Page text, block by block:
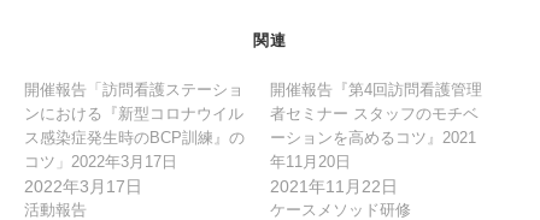
o
o
k
e
関連
開催報告「訪問看護ステーショ
ンにおける『新型コロナウイル
ス感染症発生時のBCP訓練』の
コツ」2022年3月17日
2022年3月17日
活動報告
開催報告『第4回訪問看護管理
者セミナー スタッフのモチベ
ーションを高めるコツ』2021
年11月20日
2021年11月22日
ケースメソッド研修